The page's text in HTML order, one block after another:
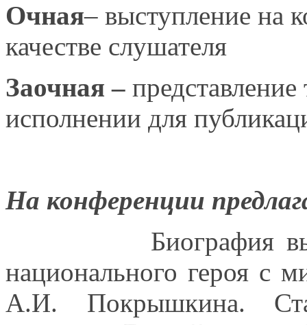
Очная– выступление на
качестве слушателя
Заочная –
исполнении для
На конференции
Биография
национального героя с
А.И. Покрышкина.